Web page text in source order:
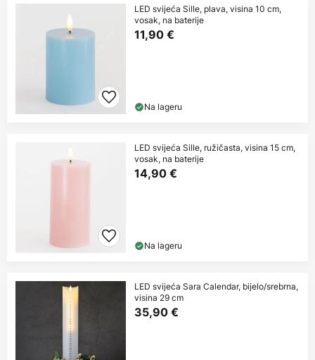
LED svijeća Sille, plava, visina 10 cm,
vosak, na baterije
11,90 €
Na lageru
LED svijeća Sille, ružičasta, visina 15 cm,
vosak, na baterije
14,90 €
Na lageru
LED svijeća Sara Calendar, bijelo/srebrna,
visina 29 cm
35,90 €